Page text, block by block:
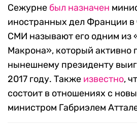
Сежурне был назначен
иностранных дел Франции в
СМИ называют его одним из
Макрона», который активно
нынешнему президенту
2017 году. Также известно,
состоит в отношениях с
министром Габриэлем